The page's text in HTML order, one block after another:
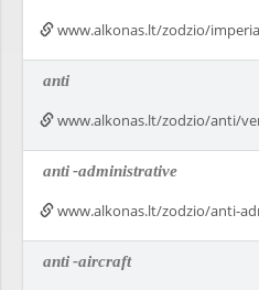
www.alkonas.lt/zodzio/
anti
www.alkonas.lt/zodzio/anti/
anti-administrative
www.alkonas.lt/zodzio/anti-
anti-aircraft